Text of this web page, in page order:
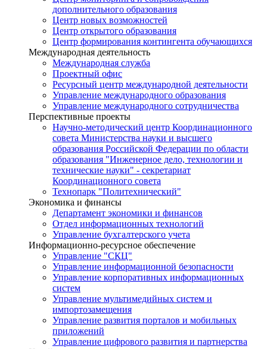
дополнительного образования
Центр новых возможностей
Центр открытого образования
Центр формирования контингента обучающихся
Международная деятельность
Международная служба
Проектный офис
Ресурсный центр международной деятельности
Управление международного образования
Управление международного сотрудничества
Перспективные проекты
Научно-методический центр Координационного
совета Министерства науки и высшего
образования Российской Федерации по области
образования "Инженерное дело, технологии и
технические науки" - секретариат
Координационного совета
Технопарк "Политехнический"
Экономика и финансы
Департамент экономики и финансов
Отдел информационных технологий
Управление бухгалтерского учета
Информационно-ресурсное обеспечение
Управление "СКЦ"
Управление информационной безопасности
Управление корпоративных информационных
систем
Управление мультимедийных систем и
импортозамещения
Управление развития порталов и мобильных
приложений
Управление цифрового развития и партнерства